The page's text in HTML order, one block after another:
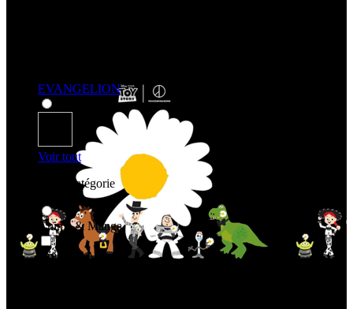
EVANGELION
Voir tout
Shoppe Par Catégorie
Anime & Manga
Anime & Manga